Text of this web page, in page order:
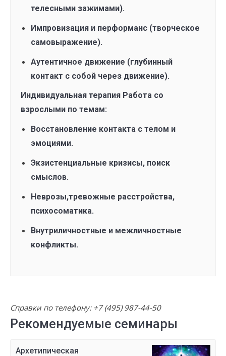
телесными зажимами).
Импровизация и перформанс (творческое
самовыражение).
Аутентичное движение (глубинный
контакт с собой через движение).
Индивидуальная терапия Работа со
взрослыми по темам:
Восстановление контакта с телом и
эмоциями.
Экзистенциальные кризисы, поиск
смыслов.
Неврозы,тревожные расстройства,
психосоматика.
Внутриличностные и межличностные
конфликты.
Справки по телефону: +7 (495) 987-44-50
Рекомендуемые семинары
Архетипическая